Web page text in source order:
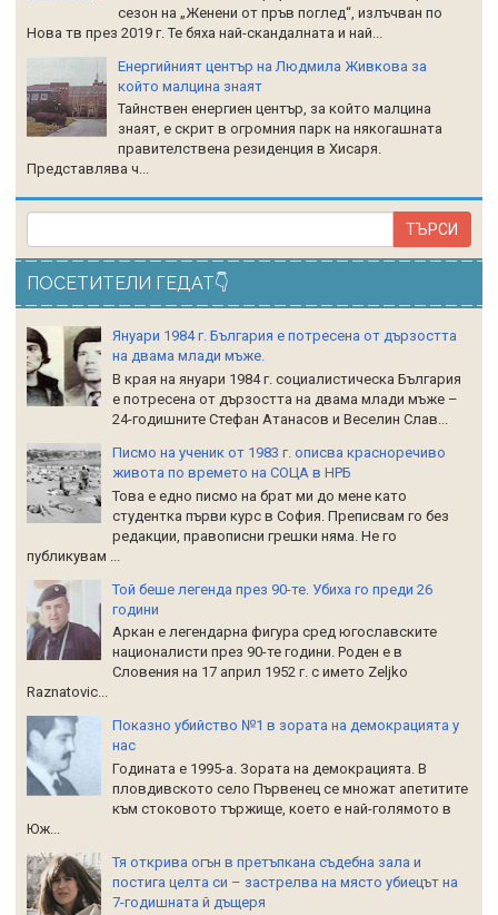
сезон на „Женени от пръв поглед“, излъчван по
Нова тв през 2019 г. Те бяха най-скандалната и най...
Енергийният център на Людмила Живкова за
който малцина знаят
Тайнствен енергиен център, за който малцина
знаят, е скрит в огромния парк на някогашната
правителствена резиденция в Хисаря.
Представлява ч...
ПОСЕТИТЕЛИ ГЕДАТ👇
Януари 1984 г. България е потресена от дързостта
на двама млади мъже.
В края на януари 1984 г. социалистическа България
е потресена от дързостта на двама млади мъже –
24-годишните Стефан Атанасов и Веселин Слав...
Писмо на ученик от 1983 г. описва красноречиво
живота по времето на СОЦА в НРБ
Това е едно писмо на брат ми до мене като
студентка първи курс в София. Преписвам го без
редакции, правописни грешки няма. Не го
публикувам ...
Той беше легенда през 90-те. Убиха го преди 26
години
Аркан е легендарна фигура сред югославските
националисти през 90-те години. Роден е в
Словения на 17 април 1952 г. с името Zeljko
Raznatoviс...
Показно убийство №1 в зората на демокрацията у
нас
Годината е 1995-а. Зората на демокрацията. В
пловдивското село Първенец се множат апетитите
към стоковото тържище, което е най-голямото в
Юж...
Тя открива огън в претъпкана съдебна зала и
постига целта си – застрелва на място убиецът на
7-годишната й дъщеря